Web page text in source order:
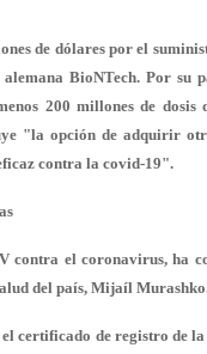
de dólares por el
BioNTech. Por su
200 millones de dosis
"la opción de adquirir
contra la covid-19".
contra el coronavirus, ha
del país, Mijaíl
certificado de registro de